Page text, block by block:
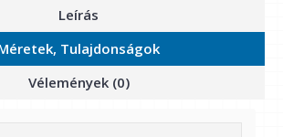
Leírás
Tulajdonságok
Vélemények (0)